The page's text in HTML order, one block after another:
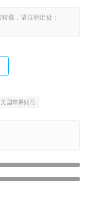
载，请注明出处：
美国苹果账号